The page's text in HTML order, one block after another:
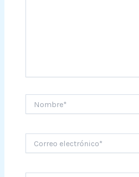
electrónico*